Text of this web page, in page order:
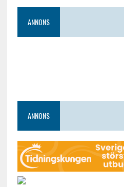
ANNONS
ANNONS